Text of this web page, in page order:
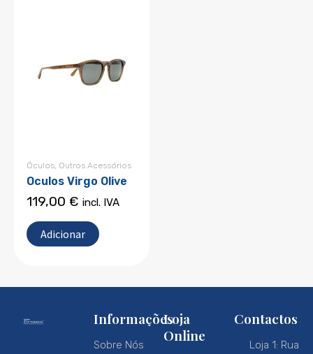
Óculos Outros Acessórios
Oculos Virgo Olive
119,00 € incl. IVA
Adicionar
Informações
Sobre Nós
Loja
Online
Contactos
Loja 1: Rua